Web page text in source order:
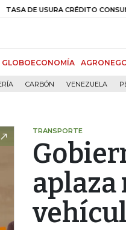
USURA CRÉDITO CONSUMO
GLOBOECONOMÍA
CARBÓN VENEZUELA
TRANSPORTE
aplaza